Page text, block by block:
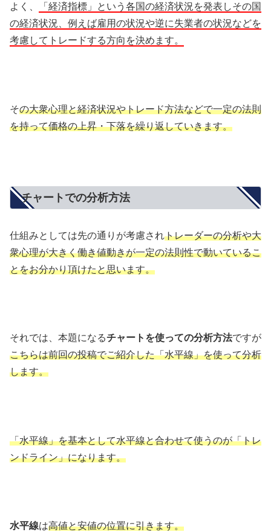
よく、
「経済指標」という各国の経済状況を発表しその国
の経済状況、例えば雇用の状況や逆に失業者の状況などを
考慮してトレードする方向を決めます。
その大衆心理と経済状況やトレード方法などで一定の法則
を持って価格の上昇・下落を繰り返していきます。
チャートでの分析方法
仕組みとしては先の通りが考慮されトレーダーの分析や大
衆心理が大きく働き値動きが一定の法則性で動いているこ
とをお分かり頂けたと思います。
それでは、本題になるチャートを使っての分析方法ですが
こちらは前回の投稿でご紹介した「水平線」を使って分析
します。
「水平線」を基本として水平線と合わせて使うのが「トレ
ンドライン」になります。
水平線は高値と安値の位置に引きます。